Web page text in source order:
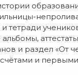
тетради
и раздел «От
и